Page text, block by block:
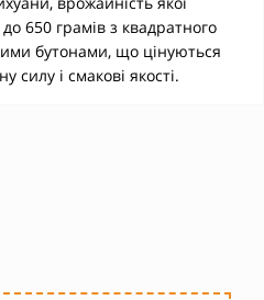
650 грамів з квадратного
бутонами, що цінуються
силу і смакові якості.